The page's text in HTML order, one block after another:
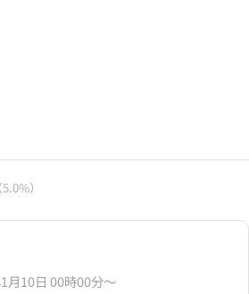
（5.0%）
月10日 00時00分〜